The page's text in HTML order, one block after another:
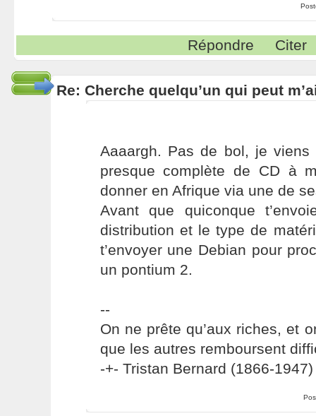
Répondre Citer
Re: Cherche quelqu’un qui peut
Aaaargh. Pas de bol, je
presque complète de CD à
donner en Afrique via une de
Avant que quiconque
distribution et le type de
t’envoyer une Debian pour
un pontium 2.
--
On ne prête qu’aux riches, et
que les autres remboursent
-+- Tristan Bernard (1866-1947)